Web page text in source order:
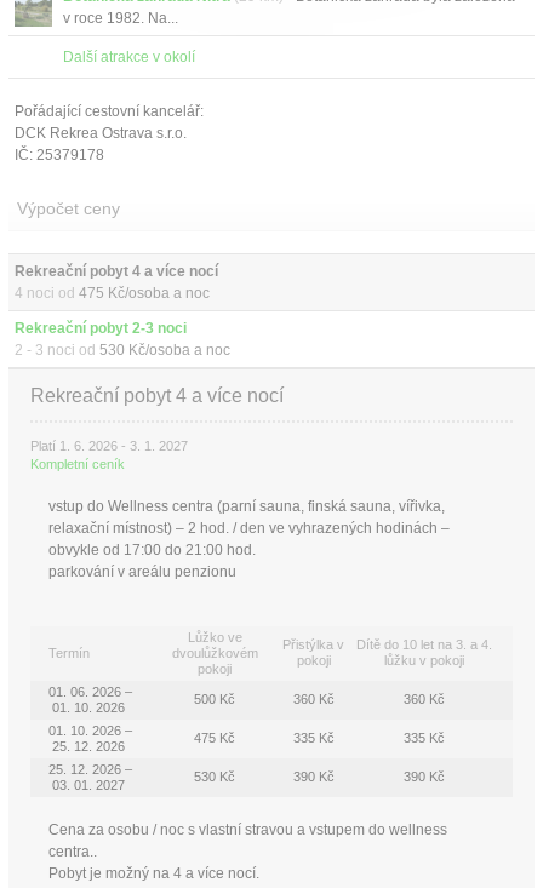
v roce 1982. Na...
Další atrakce v okolí
Pořádající cestovní kancelář:
DCK Rekrea Ostrava s.r.o.
IČ: 25379178
Výpočet ceny
Rekreační pobyt 4 a více nocí
4 noci od 475 Kč/osoba a noc
Rekreační pobyt 2-3 noci
2 - 3 noci od 530 Kč/osoba a noc
Rekreační pobyt 4 a více nocí
Platí 1. 6. 2026 - 3. 1. 2027
Kompletní ceník
vstup do Wellness centra (parní sauna, finská sauna, vířivka,
relaxační místnost) – 2 hod. / den ve vyhrazených hodinách –
obvykle od 17:00 do 21:00 hod.
parkování v areálu penzionu
Termín
Lůžko ve
dvoulůžkovém
pokoji
Přistýlka v
pokoji
Dítě do 10 let na 3. a 4.
lůžku v pokoji
01. 06. 2026 –
01. 10. 2026
500 Kč 360 Kč 360 Kč
01. 10. 2026 –
25. 12. 2026
475 Kč 335 Kč 335 Kč
25. 12. 2026 –
03. 01. 2027
530 Kč 390 Kč 390 Kč
Cena za osobu / noc s vlastní stravou a vstupem do wellness
centra..
Pobyt je možný na 4 a více nocí.